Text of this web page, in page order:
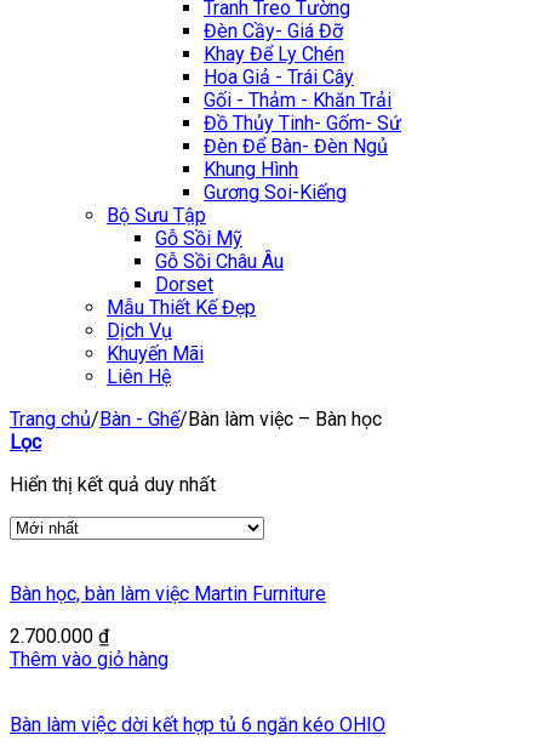
Tranh Treo Tường
Đèn Cầy- Giá Đỡ
Khay Để Ly Chén
Hoa Giả - Trái Cây
Gối - Thảm - Khăn Trải
Đồ Thủy Tinh- Gốm- Sứ
Đèn Để Bàn- Đèn Ngủ
Khung Hình
Gương Soi-Kiếng
Bộ Sưu Tập
Gỗ Sồi Mỹ
Gỗ Sồi Châu Âu
Dorset
Mẫu Thiết Kế Đẹp
Dịch Vụ
Khuyến Mãi
Liên Hệ
Trang chủ/Bàn - Ghế/Bàn làm việc – Bàn học
Lọc
Hiển thị kết quả duy nhất
Bàn học, bàn làm việc Martin Furniture
2.700.000 ₫
Thêm vào giỏ hàng
Bàn làm việc dời kết hợp tủ 6 ngăn kéo OHIO